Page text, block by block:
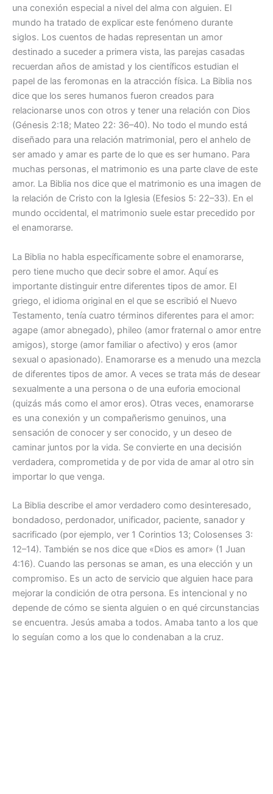
una conexión especial a nivel del alma con alguien. El
mundo ha tratado de explicar este fenómeno durante
siglos. Los cuentos de hadas representan un amor
destinado a suceder a primera vista, las parejas casadas
recuerdan años de amistad y los científicos estudian el
papel de las feromonas en la atracción física. La Biblia nos
dice que los seres humanos fueron creados para
relacionarse unos con otros y tener una relación con Dios
(Génesis 2:18; Mateo 22: 36–40). No todo el mundo está
diseñado para una relación matrimonial, pero el anhelo de
ser amado y amar es parte de lo que es ser humano. Para
muchas personas, el matrimonio es una parte clave de este
amor. La Biblia nos dice que el matrimonio es una imagen de
la relación de Cristo con la Iglesia (Efesios 5: 22–33). En el
mundo occidental, el matrimonio suele estar precedido por
el enamorarse.
La Biblia no habla específicamente sobre el enamorarse,
pero tiene mucho que decir sobre el amor. Aquí es
importante distinguir entre diferentes tipos de amor. El
griego, el idioma original en el que se escribió el Nuevo
Testamento, tenía cuatro términos diferentes para el amor:
agape (amor abnegado), phileo (amor fraternal o amor entre
amigos), storge (amor familiar o afectivo) y eros (amor
sexual o apasionado). Enamorarse es a menudo una mezcla
de diferentes tipos de amor. A veces se trata más de desear
sexualmente a una persona o de una euforia emocional
(quizás más como el amor eros). Otras veces, enamorarse
es una conexión y un compañerismo genuinos, una
sensación de conocer y ser conocido, y un deseo de
caminar juntos por la vida. Se convierte en una decisión
verdadera, comprometida y de por vida de amar al otro sin
importar lo que venga.
La Biblia describe el amor verdadero como desinteresado,
bondadoso, perdonador, unificador, paciente, sanador y
sacrificado (por ejemplo, ver 1 Corintios 13; Colosenses 3:
12–14). También se nos dice que «Dios es amor» (1 Juan
4:16). Cuando las personas se aman, es una elección y un
compromiso. Es un acto de servicio que alguien hace para
mejorar la condición de otra persona. Es intencional y no
depende de cómo se sienta alguien o en qué circunstancias
se encuentra. Jesús amaba a todos. Amaba tanto a los que
lo seguían como a los que lo condenaban a la cruz.